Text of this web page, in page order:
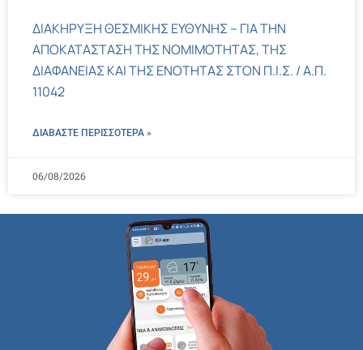
ΔΙΑΚΗΡΥΞΗ ΘΕΣΜΙΚΗΣ ΕΥΘΥΝΗΣ – ΓΙΑ ΤΗΝ
ΑΠΟΚΑΤΑΣΤΑΣΗ ΤΗΣ ΝΟΜΙΜΟΤΗΤΑΣ, ΤΗΣ
ΔΙΑΦΑΝΕΙΑΣ ΚΑΙ ΤΗΣ ΕΝΟΤΗΤΑΣ ΣΤΟΝ Π.Ι.Σ. / Α.Π.
11042
ΔΙΑΒΑΣΤΕ ΠΕΡΙΣΣΌΤΕΡΑ »
06/08/2026